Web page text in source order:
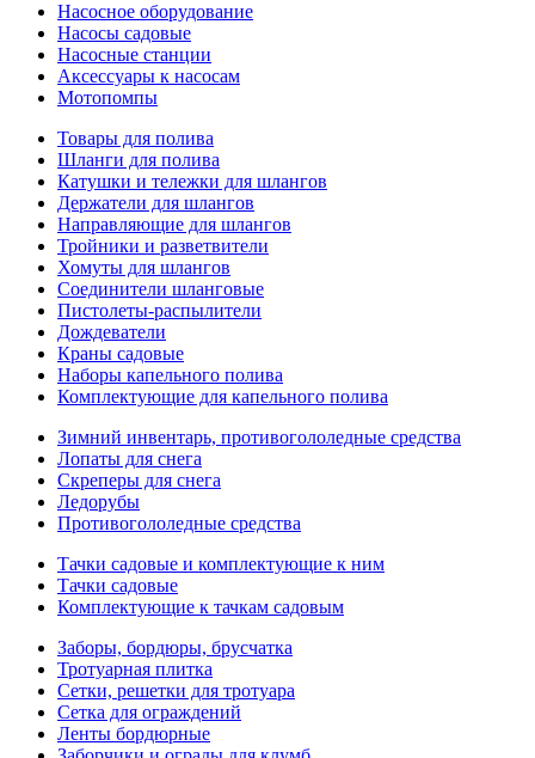
Насосное оборудование
Насосы садовые
Насосные станции
Аксессуары к насосам
Мотопомпы
Товары для полива
Шланги для полива
Катушки и тележки для шлангов
Держатели для шлангов
Направляющие для шлангов
Тройники и разветвители
Хомуты для шлангов
Соединители шланговые
Пистолеты-распылители
Дождеватели
Краны садовые
Наборы капельного полива
Комплектующие для капельного полива
Зимний инвентарь, противогололедные средства
Лопаты для снега
Скреперы для снега
Ледорубы
Противогололедные средства
Тачки садовые и комплектующие к ним
Тачки садовые
Комплектующие к тачкам садовым
Заборы, бордюры, брусчатка
Тротуарная плитка
Сетки, решетки для тротуара
Сетка для ограждений
Ленты бордюрные